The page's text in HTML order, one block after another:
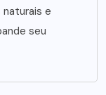
e
seu